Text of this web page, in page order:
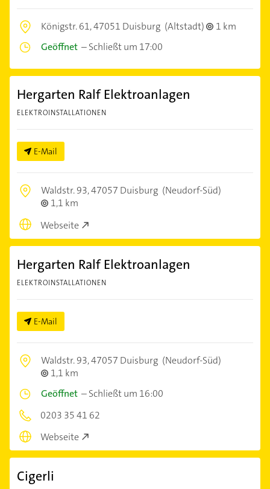
Königstr. 61,47051 Duisburg (Altstadt)
1 km
Geöffnet –Schließt um 17:00
Hergarten Ralf Elektroanlagen
ELEKTROINSTALLATIONEN
E-Mail
Waldstr. 93,47057 Duisburg (Neudorf-Süd)
1,1 km
Webseite
Hergarten Ralf Elektroanlagen
ELEKTROINSTALLATIONEN
E-Mail
Waldstr. 93,47057 Duisburg (Neudorf-Süd)
1,1 km
Geöffnet –Schließt um 16:00
0203 35 41 62
Webseite
Cigerli